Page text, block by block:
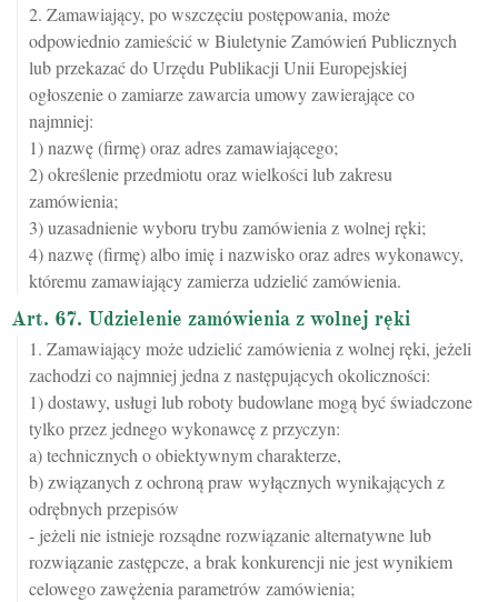
2. Zamawiający, po wszczęciu postępowania, może
odpowiednio zamieścić w Biuletynie Zamówień Publicznych
lub przekazać do Urzędu Publikacji Unii Europejskiej
ogłoszenie o zamiarze zawarcia umowy zawierające co
najmniej:
1) nazwę (firmę) oraz adres zamawiającego;
2) określenie przedmiotu oraz wielkości lub zakresu
zamówienia;
3) uzasadnienie wyboru trybu zamówienia z wolnej ręki;
4) nazwę (firmę) albo imię i nazwisko oraz adres wykonawcy,
któremu zamawiający zamierza udzielić zamówienia.
Art. 67. Udzielenie zamówienia z wolnej ręki
1. Zamawiający może udzielić zamówienia z wolnej ręki, jeżeli
zachodzi co najmniej jedna z następujących okoliczności:
1) dostawy, usługi lub roboty budowlane mogą być świadczone
tylko przez jednego wykonawcę z przyczyn:
a) technicznych o obiektywnym charakterze,
b) związanych z ochroną praw wyłącznych wynikających z
odrębnych przepisów
- jeżeli nie istnieje rozsądne rozwiązanie alternatywne lub
rozwiązanie zastępcze, a brak konkurencji nie jest wynikiem
celowego zawężenia parametrów zamówienia;